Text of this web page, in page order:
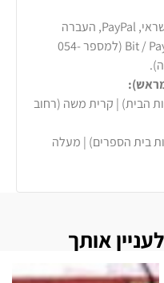
כרטיסי אשראי, PayPal, העברה
בנקאית או באפליקציות Bit / Paybox (למספר 054-
הבית) | קרית משה (רחוב
בית הספרים) | מעלה
אותך